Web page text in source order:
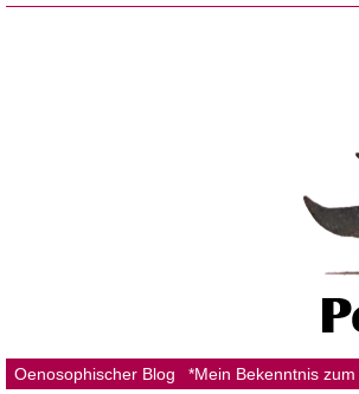
Oenosophischer Blog *Mein Bekenntnis zum